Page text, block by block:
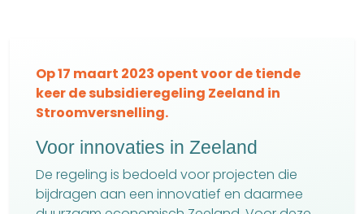
Op 17 maart 2023 opent voor de tiende
keer de subsidieregeling Zeeland in
Stroomversnelling.
Voor innovaties in Zeeland
De regeling is bedoeld voor projecten die
bijdragen aan een innovatief en daarmee